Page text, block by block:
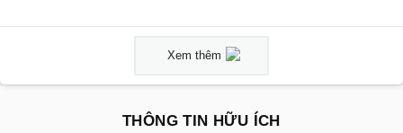
Xem thêm
THÔNG TIN HỮU ÍCH